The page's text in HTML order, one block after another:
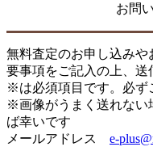
お問
無料査定のお申し込み
要事項をご記入の上、送
※は必須項目です。必ず
※画像がうまく送れない
ば幸いです
メールアドレス e-